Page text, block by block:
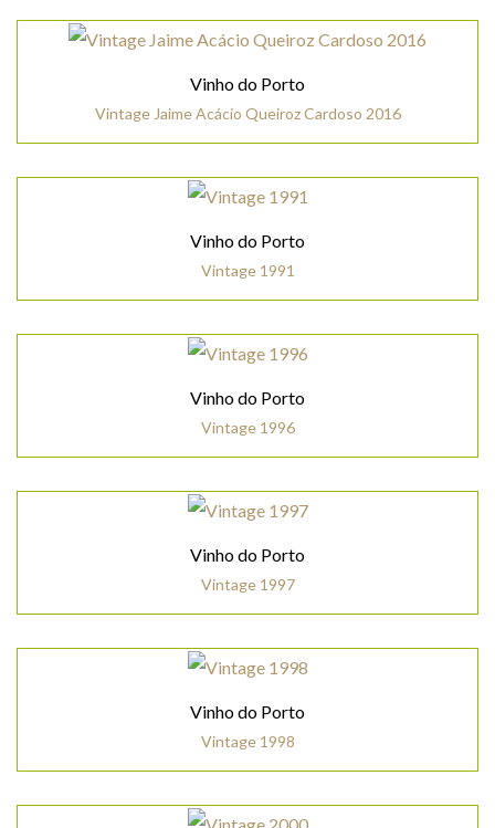
Vinho do Porto
Vintage Jaime Acácio Queiroz Cardoso 2016
Vinho do Porto
Vintage 1991
Vinho do Porto
Vintage 1996
Vinho do Porto
Vintage 1997
Vinho do Porto
Vintage 1998